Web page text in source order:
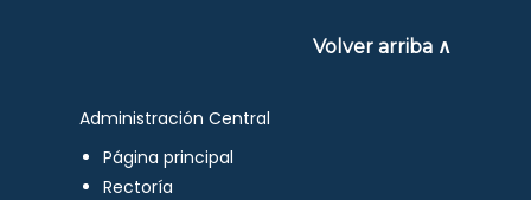
Volver arriba ∧
Administración Central
Página principal
Rectoría